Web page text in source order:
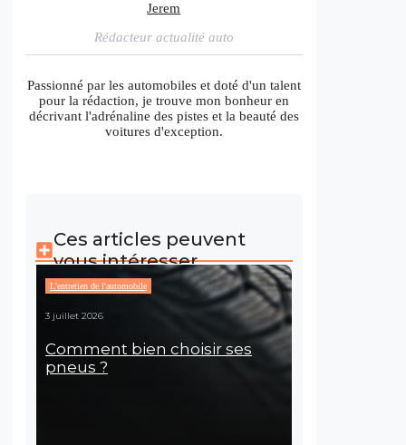
Jerem
Rédacteur actualité auto
Passionné par les automobiles et doté d'un talent
pour la rédaction, je trouve mon bonheur en
décrivant l'adrénaline des pistes et la beauté des
voitures d'exception.
Ces articles peuvent
vous intéresser
L'entretien de l'automobile
3 juillet 2026
Comment bien choisir ses
pneus ?